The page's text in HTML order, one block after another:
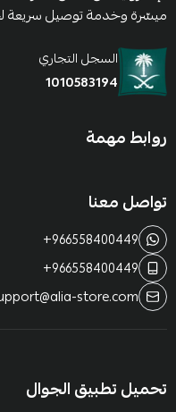
ميسّرة وخدمة توصيل سريعة
السجل التجاري
1010583194
روابط مهمة
تواصل معنا
+966558400449
+966558400449
store.com
تحميل تطبيق الجوال